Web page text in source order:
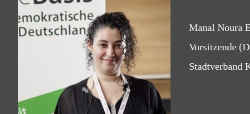
Manal Noura
Vorsitzende
Stadtverband